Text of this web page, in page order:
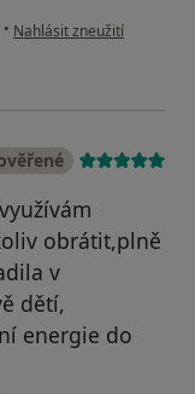
• podle názoru uživatele
Nahlásit zneužití
obrátit,plně
v
dětí,
energie do